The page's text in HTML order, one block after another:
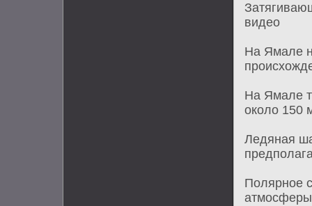
видео
На Ямале
На Ямале
около 150
Ледяная
Полярное
атмосферы